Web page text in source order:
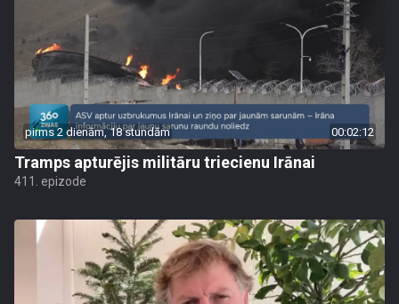
pirms 2 dienām, 18 stundām 00:02:12
Tramps apturējis militāru triecienu Irānai
411. epizode